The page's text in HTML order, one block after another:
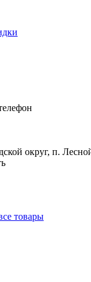
округ, п.
товары